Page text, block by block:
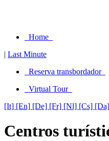
Home
| Last Minute
Reserva transbordador
Virtual Tour
[It] [En] [De] [Fr] [Nl] [Cs] [Da]
Centros